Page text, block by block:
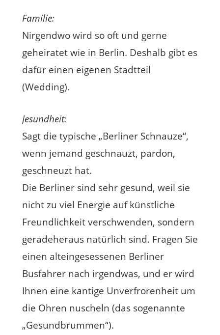
Familie:
Nirgendwo wird so oft und gerne
geheiratet wie in Berlin. Deshalb gibt es
dafür einen eigenen Stadtteil
(Wedding).
Jesundheit:
Sagt die typische „Berliner Schnauze“,
wenn jemand geschnauzt, pardon,
geschneuzt hat.
Die Berliner sind sehr gesund, weil sie
nicht zu viel Energie auf künstliche
Freundlichkeit verschwenden, sondern
geradeheraus natürlich sind. Fragen Sie
einen alteingesessenen Berliner
Busfahrer nach irgendwas, und er wird
Ihnen eine kantige Unverfrorenheit um
die Ohren nuscheln (das sogenannte
„Gesundbrummen“).